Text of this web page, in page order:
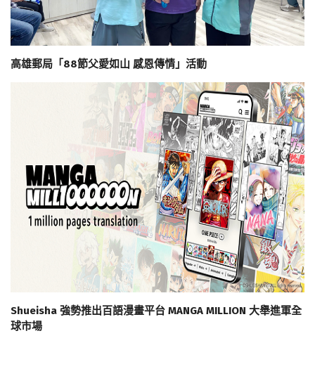
高雄郵局「88節父愛如山 感恩傳情」活動
Shueisha 強勢推出百語漫畫平台 MANGA MILLION 大舉進軍全
球市場